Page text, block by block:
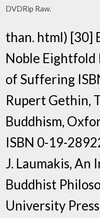
DVDRip Raw.
than. html) [30]
Noble Eightfold
of Suffering
Rupert Gethin,
Buddhism,
ISBN 0-19-
J. Laumakis,
Buddhist
University